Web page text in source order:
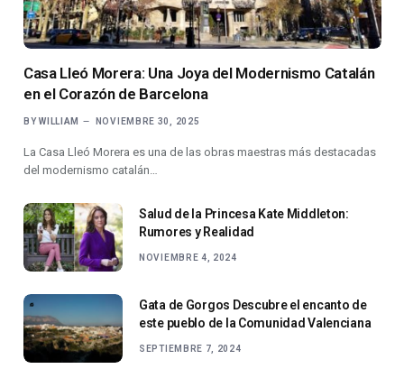
Casa Lleó Morera: Una Joya del Modernismo Catalán
en el Corazón de Barcelona
BY WILLIAM NOVIEMBRE 30, 2025
La Casa Lleó Morera es una de las obras maestras más destacadas
del modernismo catalán…
Salud de la Princesa Kate Middleton:
Rumores y Realidad
NOVIEMBRE 4, 2024
Gata de Gorgos Descubre el encanto de
este pueblo de la Comunidad Valenciana
SEPTIEMBRE 7, 2024